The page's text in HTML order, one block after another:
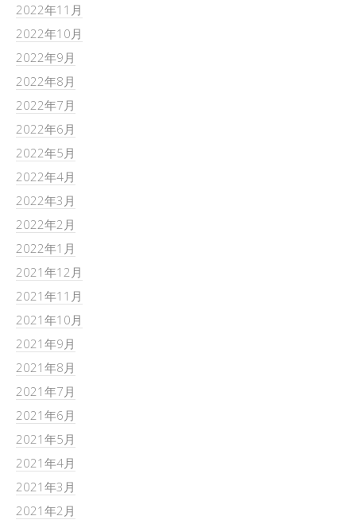
2022年11月
2022年10月
2022年9月
2022年8月
2022年7月
2022年6月
2022年5月
2022年4月
2022年3月
2022年2月
2022年1月
2021年12月
2021年11月
2021年10月
2021年9月
2021年8月
2021年7月
2021年6月
2021年5月
2021年4月
2021年3月
2021年2月